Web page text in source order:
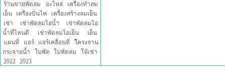
ร้านขายพัดลม
อะไหล่
เครื่องทำลม
เย็น
เครื่องปั่นไฟ
เครื่องสร้างลมเย็น
เช่า
เช่าพัดลมไอน้ำ
เช่าพัดลมไอ
น้ำที่ไหนดี
เช่าพัดลมไอเย็น
เย็น
แผนที่
แอร์ แอร์เคลื่อนที่
โึครงจาน
กระจายน้ำ
ใบพัด ใบพัดลม
ให้เช่า
2022
2023